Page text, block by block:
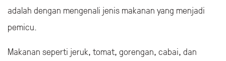
adalah dengan mengenali jenis makanan yang menjadi
pemicu.
Makanan seperti jeruk, tomat, gorengan, cabai, dan